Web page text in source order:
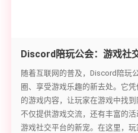
Discord陪玩公会：游戏社
游戏乐趣
随着互联网的普及，Discord陪玩
圈、享受游戏乐趣的新去处。它
的游戏内容，让玩家在游戏中找
不仅提供游戏交流，还有丰富的
游戏社交平台的新宠。在这里，